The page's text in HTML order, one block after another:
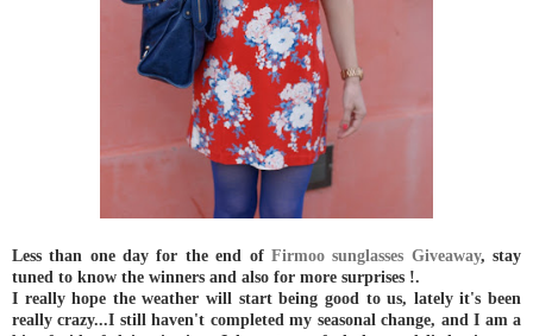
Less than one day for the end of Firmoo sunglasses Giveaway, stay
tuned to know the winners and also for more surprises !.
I really hope the weather will start being good to us, lately it's been
really crazy...I still haven't completed my seasonal change, and I am a